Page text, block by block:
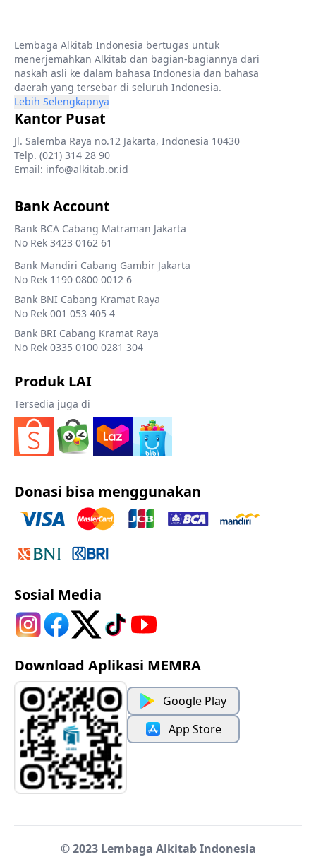
Lembaga Alkitab Indonesia bertugas untuk
menerjemahkan Alkitab dan bagian-bagiannya dari
naskah asli ke dalam bahasa Indonesia dan bahasa
daerah yang tersebar di seluruh Indonesia.
Lebih Selengkapnya
Kantor Pusat
Jl. Salemba Raya no.12 Jakarta, Indonesia 10430
Telp. (021) 314 28 90
Email: info@alkitab.or.id
Bank Account
Bank BCA Cabang Matraman Jakarta
No Rek 3423 0162 61
Bank Mandiri Cabang Gambir Jakarta
No Rek 1190 0800 0012 6
Bank BNI Cabang Kramat Raya
No Rek 001 053 405 4
Bank BRI Cabang Kramat Raya
No Rek 0335 0100 0281 304
Produk LAI
Tersedia juga di
Donasi bisa menggunakan
Sosial Media
Download Aplikasi MEMRA
Google Play
App Store
© 2023 Lembaga Alkitab Indonesia